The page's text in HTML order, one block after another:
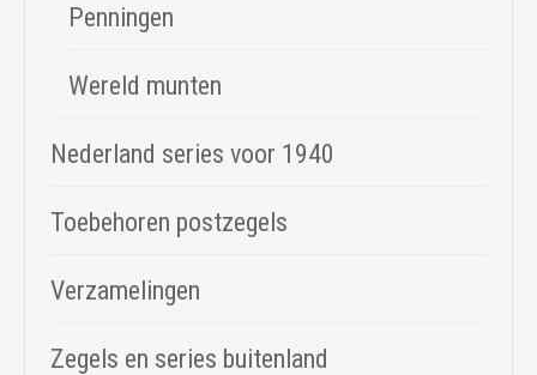
Penningen
Wereld munten
Nederland series voor 1940
Toebehoren postzegels
Verzamelingen
Zegels en series buitenland